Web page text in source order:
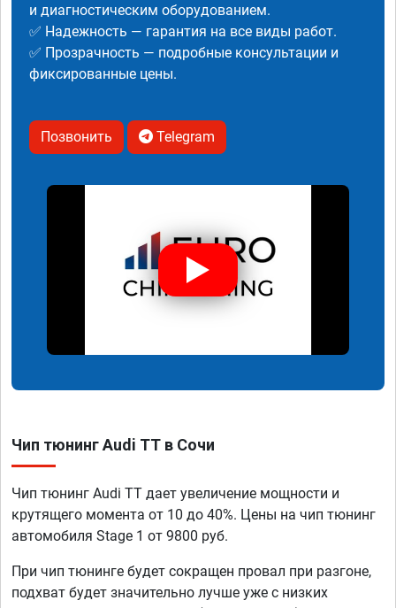
и диагностическим оборудованием.
✅ Надежность — гарантия на все виды работ.
✅ Прозрачность — подробные консультации и
фиксированные цены.
Позвонить Telegram
Чип тюнинг Audi TT в Сочи
Чип тюнинг Audi TT дает увеличение мощности и
крутящего момента от 10 до 40%. Цены на чип тюнинг
автомобиля Stage 1 от 9800 руб.
При чип тюнинге будет сокращен провал при разгоне,
подхват будет значительно лучше уже с низких